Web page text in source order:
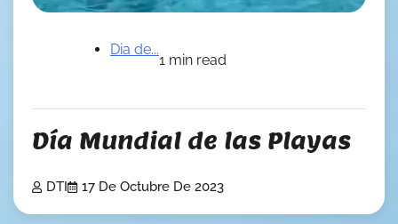
Dia de...
1 min read
Día Mundial de las Playas
DTI 17 De Octubre De 2023